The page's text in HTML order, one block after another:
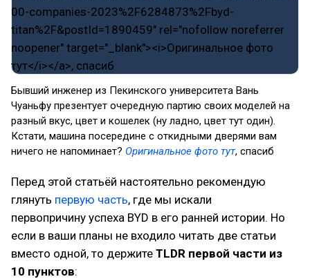
Бывший инженер из Пекинского университета Вань
Чуаньфу презентует очередную партию своих моделей на
разный вкус, цвет и кошелек (ну ладно, цвет тут один).
Кстати, машина посередине с откидными дверями вам
ничего не напоминает? Оригинальное фото тут, спасиб
Перед этой статьёй настоятельно рекомендую
глянуть первую часть, где мы искали
первопричину успеха BYD в его ранней истории. Но
если в ваши планы не входило читать две статьи
вместо одной, то держите TLDR первой части из
10 пунктов: